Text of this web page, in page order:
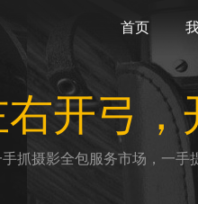
首页
右开弓，
手抓摄影全包服务市场，一手